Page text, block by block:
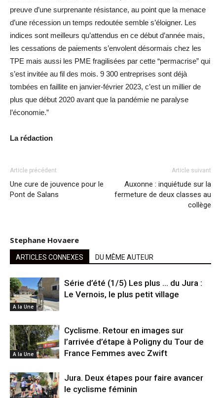
preuve d’une surprenante résistance, au point que la menace
d’une récession un temps redoutée semble s’éloigner. Les
indices sont meilleurs qu’attendus en ce début d’année mais,
les cessations de paiements s’envolent désormais chez les
TPE mais aussi les PME fragilisées par cette “permacrise” qui
s’est invitée au fil des mois. 9 300 entreprises sont déjà
tombées en faillite en janvier-février 2023, c’est un millier de
plus que début 2020 avant que la pandémie ne paralyse
l’économie.”
La rédaction
Article précédent
Une cure de jouvence pour le
Pont de Salans
Article suivant
Auxonne : inquiétude sur la
fermeture de deux classes au
collège
Stephane Hovaere
ARTICLES CONNEXES DU MÊME AUTEUR
A la Une
Série d’été (1/5) Les plus … du Jura :
Le Vernois, le plus petit village
A la Une
Cyclisme. Retour en images sur
l’arrivée d’étape à Poligny du Tour de
France Femmes avec Zwift
Jura. Deux étapes pour faire avancer
le cyclisme féminin